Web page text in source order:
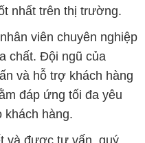
nhất trên thị trường.
viên chuyên nghiệp
chất. Đội ngũ của
và hỗ trợ khách hàng
đáp ứng tối đa yêu
khách hàng.